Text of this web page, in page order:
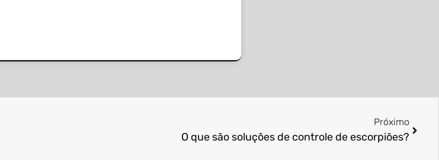
Próximo
O que são soluções de controle de escorpiões?